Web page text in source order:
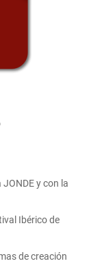
y con la
Ibérico de
de creación